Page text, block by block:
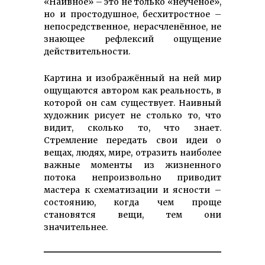
но и простодушное, бес­хитростное –
непосредственное, нерасчленённое, не
знающее рефлексий ощущение
действительности.
Картина и изображённый на ней мир
ощущаются автором как реальность, в
которой он сам существует. Наивный
художник рисует не столько то, что
видит, сколько то, что знает.
Стремление передать свои идеи о
вещах, людях, мире, отразить наиболее
важные моменты из жизненного
потока непроизвольно приводит
мастера к схема­тизации и ясности –
состоянию, когда чем проще
становятся вещи, тем они
значительнее.